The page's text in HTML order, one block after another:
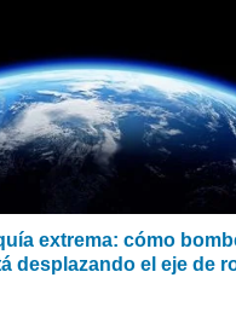
extrema: cómo
desplazando el eje de